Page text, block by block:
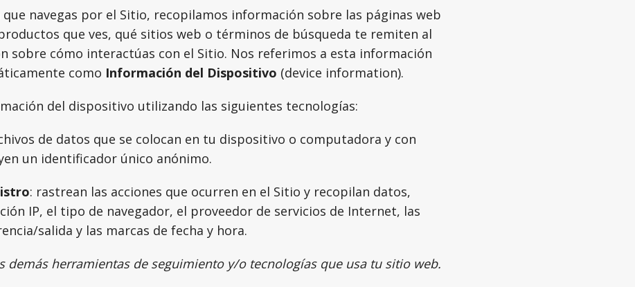
que navegas por el Sitio, recopilamos información sobre las páginas web
que ves, qué sitios web o términos de búsqueda te remiten al
sobre cómo interactúas con el Sitio. Nos referimos a esta información
como Información del Dispositivo (device information).
del dispositivo utilizando las siguientes tecnologías:
de datos que se colocan en tu dispositivo o computadora y con
un identificador único anónimo.
: rastrean las acciones que ocurren en el Sitio y recopilan datos,
IP, el tipo de navegador, el proveedor de servicios de Internet, las
salida y las marcas de fecha y hora.
demás herramientas de seguimiento y/o tecnologías que usa tu sitio web.